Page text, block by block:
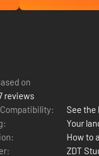
on
reviews
See the
Your
How to
ZDT